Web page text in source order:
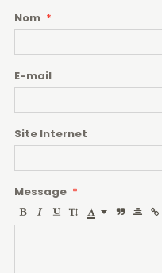
Nom
E-mail
Site Internet
Message